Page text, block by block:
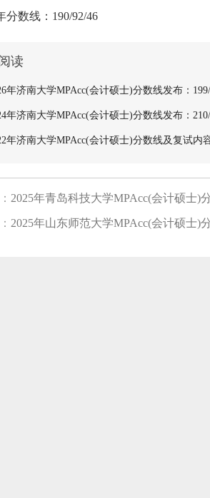
分数线：190/92/46
读
年济南大学MPAcc(会计硕士)分数线发布：
年济南大学MPAcc(会计硕士)分数线发布：
年济南大学MPAcc(会计硕士)分数线及复试内
2025年青岛科技大学MPAcc(会计硕士)
2025年山东师范大学MPAcc(会计硕士)